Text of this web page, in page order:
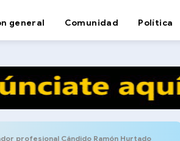
general Comunidad Política
profesional Cándido Ramón Hurtado